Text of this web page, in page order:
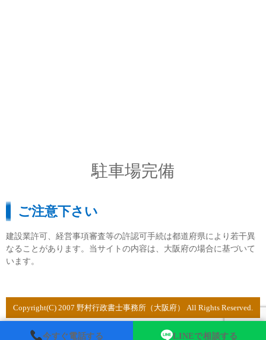
駐車場完備
ご注意下さい
建設業許可、経営事項審査等の許認可手続は都道府県により若干異
なることがあります。当サイトの内容は、大阪府の場合に基づいて
います。
Copyright(C) 2007 野村行政書士事務所（大阪府） All Rights Reserved.
今すぐ電話する LINEで相談する